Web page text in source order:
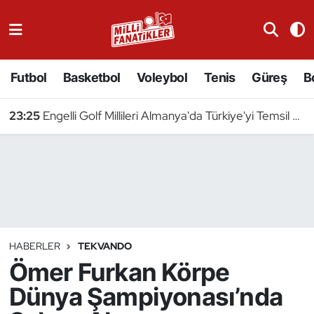
Futbol Basketbol Voleybol Tenis Güreş
23:25 Engelli Golf Millileri Almanya'da Türkiye'yi Temsil Edecek
HABERLER TEKVANDO
Ömer Furkan Körpe
Dünya Şampiyonası’nda
Badminton
Binicilik
Bisiklet